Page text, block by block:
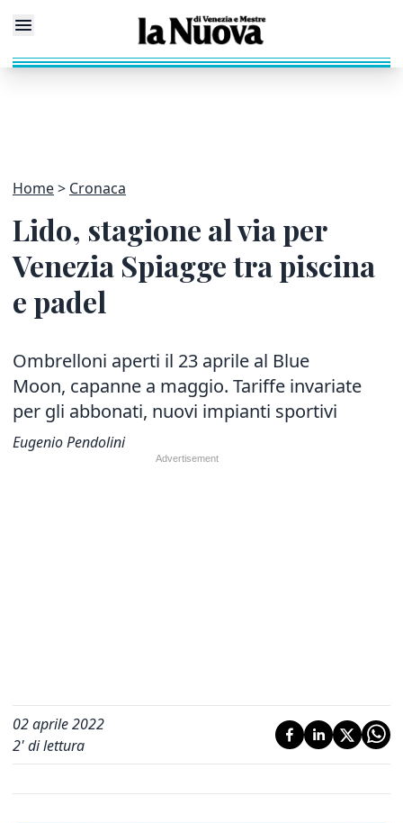
Home Cronaca
Lido, stagione al via per
Venezia Spiagge tra piscina
e padel
Ombrelloni aperti il 23 aprile al Blue
Moon, capanne a maggio. Tariffe invariate
per gli abbonati, nuovi impianti sportivi
Eugenio Pendolini
02 aprile 2022
2' di lettura